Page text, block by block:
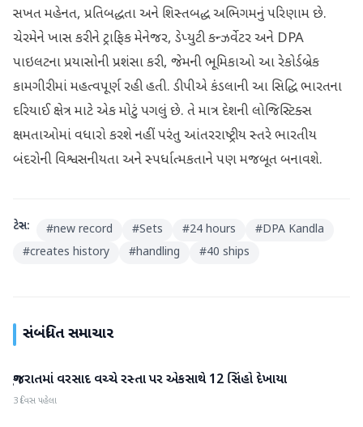
સખત મહેનત, પ્રતિબદ્ધતા અને શિસ્તબદ્ધ અભિગમનું પરિણામ છે.
ચેરમેને ખાસ કરીને ટ્રાફિક મેનેજર, ડેપ્યુટી કન્ઝર્વેટર અને DPA
પાઇલટના પ્રયાસોની પ્રશંસા કરી, જેમની ભૂમિકાઓ આ રેકોર્ડબ્રેક
કામગીરીમાં મહત્વપૂર્ણ રહી હતી. ડીપીએ કંડલાની આ સિદ્ધિ ભારતના
દરિયાઈ ક્ષેત્ર માટે એક મોટું પગલું છે. તે માત્ર દેશની લોજિસ્ટિક્સ
ક્ષમતાઓમાં વધારો કરશે નહીં પરંતુ આંતરરાષ્ટ્રીય સ્તરે ભારતીય
બંદરોની વિશ્વસનીયતા અને સ્પર્ધાત્મકતાને પણ મજબૂત બનાવશે.
ટેગ્સ: #new record #Sets #24 hours #DPA Kandla
#creates history #handling #40 ships
સંબંધિત સમાચાર
ગુજરાત
ગુજરાતમાં વરસાદ વચ્ચે રસ્તા પર એકસાથે 12 સિંહો દેખાયા
3 દિવસ પહેલા